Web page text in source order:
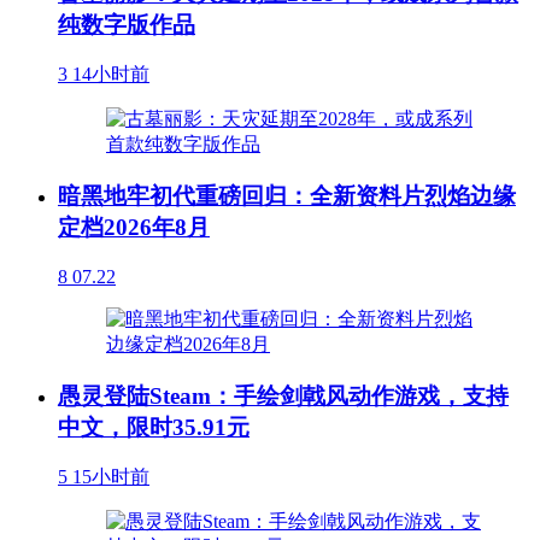
纯数字版作品
3 14小时前
暗黑地牢初代重磅回归：全新资料片烈焰边缘
定档2026年8月
8 07.22
愚灵登陆Steam：手绘剑戟风动作游戏，支持
中文，限时35.91元
5 15小时前